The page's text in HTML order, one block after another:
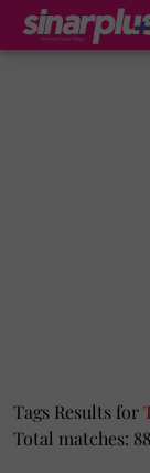
Tags Results for
Total matches: 88